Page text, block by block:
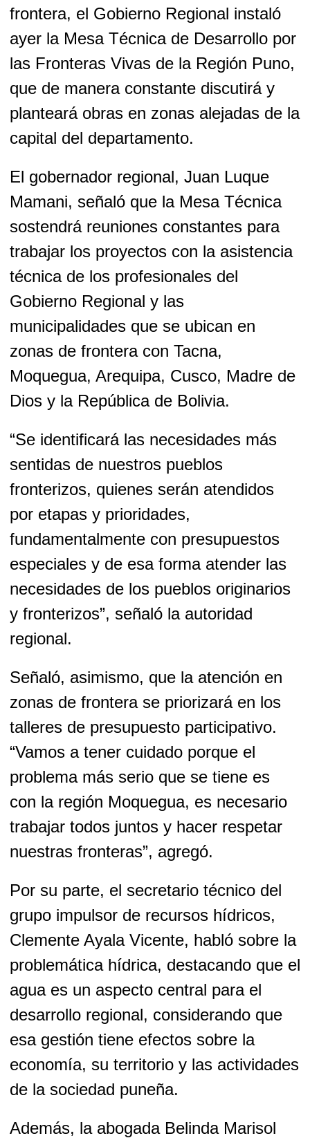
frontera, el Gobierno Regional instaló
ayer la Mesa Técnica de Desarrollo por
las Fronteras Vivas de la Región Puno,
que de manera constante discutirá y
planteará obras en zonas alejadas de la
capital del departamento.
El gobernador regional, Juan Luque
Mamani, señaló que la Mesa Técnica
sostendrá reuniones constantes para
trabajar los proyectos con la asistencia
técnica de los profesionales del
Gobierno Regional y las
municipalidades que se ubican en
zonas de frontera con Tacna,
Moquegua, Arequipa, Cusco, Madre de
Dios y la República de Bolivia.
“Se identificará las necesidades más
sentidas de nuestros pueblos
fronterizos, quienes serán atendidos
por etapas y prioridades,
fundamentalmente con presupuestos
especiales y de esa forma atender las
necesidades de los pueblos originarios
y fronterizos”, señaló la autoridad
regional.
Señaló, asimismo, que la atención en
zonas de frontera se priorizará en los
talleres de presupuesto participativo.
“Vamos a tener cuidado porque el
problema más serio que se tiene es
con la región Moquegua, es necesario
trabajar todos juntos y hacer respetar
nuestras fronteras”, agregó.
Por su parte, el secretario técnico del
grupo impulsor de recursos hídricos,
Clemente Ayala Vicente, habló sobre la
problemática hídrica, destacando que el
agua es un aspecto central para el
desarrollo regional, considerando que
esa gestión tiene efectos sobre la
economía, su territorio y las actividades
de la sociedad puneña.
Además, la abogada Belinda Marisol